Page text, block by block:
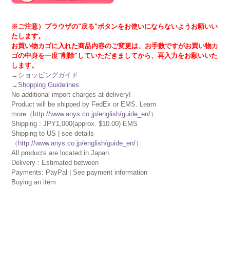
※ご注意）ブラウザの"戻る"ボタンをお使いにならないようお願いい
たします。
お買い物カゴに入れた商品内容のご変更は、お手数ですがお買い物カ
ゴの中身を一度"削除"していただきましてから、再入力をお願いいた
します。
→ ショッピングガイド
→Shopping Guidelines
No additional import charges at delivery!
Product will be shipped by FedEx or EMS. Learn
more（ http://www.anys.co.jp/english/guide_en/）
Shipping : JPY1,000(approx. $10.00) EMS
Shipping to US | see details
（ http://www.anys.co.jp/english/guide_en/）
All products are located in Japan
Delivery : Estimated between
Payments: PayPal | See payment information
Buying an item